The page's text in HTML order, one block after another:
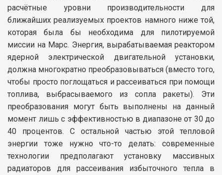
расчётные уровни производительности для
ближайших реализуемых проектов намного ниже той,
которая была бы необходима для пилотируемой
миссии на Марс. Энергия, вырабатываемая реактором
ядерной электрической двигательной установки,
должна многократно преобразовываться (вместо того,
чтобы просто поглощаться и рассеиваться при помощи
топлива, выбрасываемого из сопла ракеты). Эти
преобразования могут быть выполнены на данный
момент лишь с эффективностью в диапазоне от 30 до
40 процентов. С остальной частью этой тепловой
энергии тоже нужно что-то делать: современные
технологии предполагают установку массивных
радиаторов для рассеивания избыточного тепла в